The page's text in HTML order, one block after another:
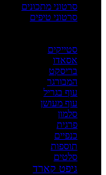
סרטוני מתכונים
סרטוני טיפים
סטייקים
אסאדו
בריסקט
המבורגר
עוף בגריל
עוף מעושן
סלמון
פרגית
כנפיים
תוספות
סלטים
גיפט קארד